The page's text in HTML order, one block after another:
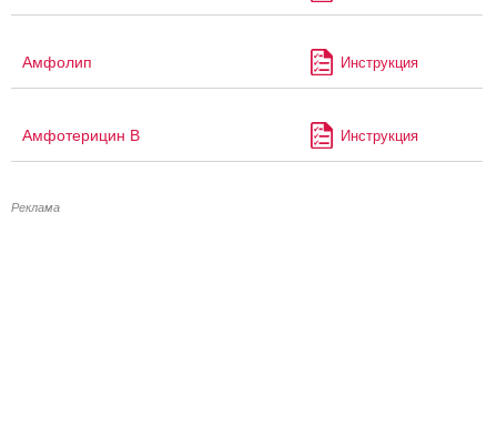
Амфолип Инструкция
Амфотерицин В Инструкция
Реклама